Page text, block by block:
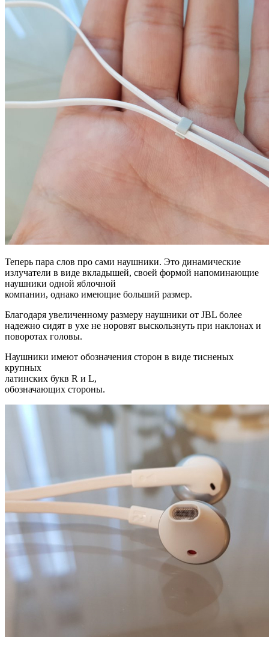
Теперь пара слов про сами наушники. Это динамические
излучатели в виде вкладышей, своей формой напоминающие
наушники одной яблочной
компании, однако имеющие больший размер.
Благодаря увеличенному размеру наушники от JBL более
надежно сидят в ухе не норовят выскользнуть при наклонах и
поворотах головы.
Наушники имеют обозначения сторон в виде тисненых
крупных
латинских букв R и L,
обозначающих стороны.